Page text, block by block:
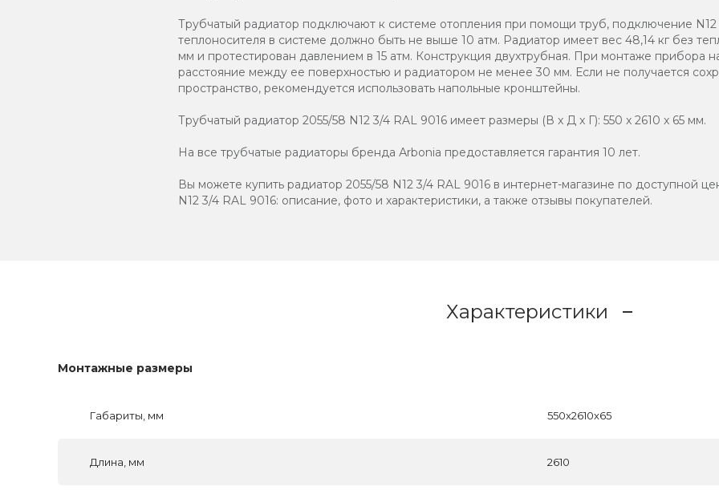
Трубчатый радиатор подключают к системе отопления при помощи труб, подключение
теплоносителя в системе должно быть не выше 10 атм. Радиатор имеет вес 48,14 кг без
мм и протестирован давлением в 15 атм. Конструкция двухтрубная. При монтаже прибора
расстояние между ее поверхностью и радиатором не менее 30 мм. Если не получается
пространство, рекомендуется использовать напольные кронштейны.
Трубчатый радиатор 2055/58 N12 3/4 RAL 9016 имеет размеры (В x Д x Г): 550 x 2610 x 65 мм.
На все трубчатые радиаторы бренда Аrbonia предоставляется гарантия 10 лет.
Вы можете купить радиатор 2055/58 N12 3/4 RAL 9016 в интернет-магазине по доступной
N12 3/4 RAL 9016: описание, фото и характеристики, а также отзывы покупателей.
Характеристики
Монтажные размеры
Габариты, мм 550x2610x65
Длина, мм 2610